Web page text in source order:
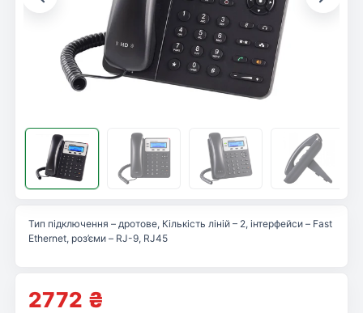
2772 ₴
Тип підключення – дротове, Кількість ліній – 2, інтерфейси – Fast
Ethernet, роз’єми – RJ-9, RJ45